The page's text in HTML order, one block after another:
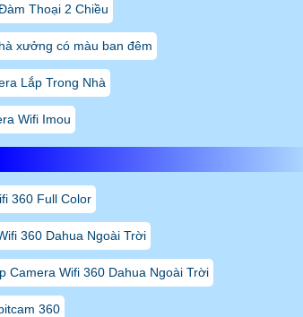
Thoại 2 Chiều
xưởng có màu ban đêm
Lắp Trong Nhà
Wifi Imou
360 Full Color
360 Dahua Ngoài Trời
Camera Wifi 360 Dahua Ngoài Trời
360